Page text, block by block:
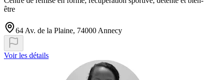
être
64 Av. de la Plaine, 74000 Annecy
Voir les détails